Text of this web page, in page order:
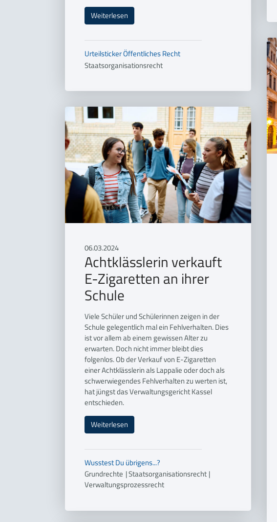
Weiterlesen
UrteilstickerÖffentliches Recht
Staatsorganisationsrecht
06.03.2024
Achtklässlerin verkauft
E-Zigaretten an ihrer
Schule
Viele Schüler und Schülerinnen zeigen in der
Schule gelegentlich mal ein Fehlverhalten. Dies
ist vor allem ab einem gewissen Alter zu
erwarten. Doch nicht immer bleibt dies
folgenlos. Ob der Verkauf von E-Zigaretten
einer Achtklässlerin als Lappalie oder doch als
schwerwiegendes Fehlverhalten zu werten ist,
hat jüngst das Verwaltungsgericht Kassel
entschieden.
Weiterlesen
Wusstest Du übrigens...?
Grundrechte |Staatsorganisationsrecht |
Verwaltungsprozessrecht